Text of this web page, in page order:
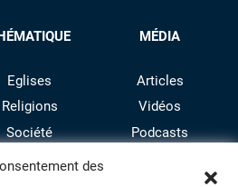
des
Eglises
Religions
Société
Culture
MÉDIA
Articles
Vidéos
Podcasts